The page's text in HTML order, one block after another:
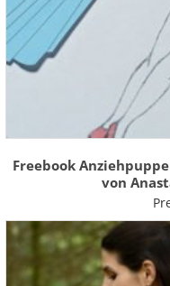
Freebook
von